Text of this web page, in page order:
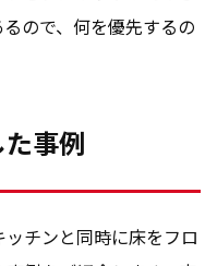
ので、何を優先するの
事例
チンと同時に床をフロ